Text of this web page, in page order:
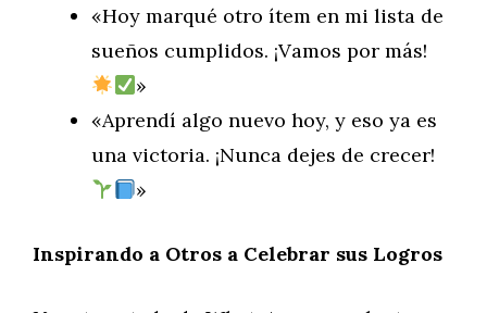
«Hoy marqué otro ítem en mi lista de
sueños cumplidos. ¡Vamos por más!
»
«Aprendí algo nuevo hoy, y eso ya es
una victoria. ¡Nunca dejes de crecer!
»
Inspirando a Otros a Celebrar sus Logros